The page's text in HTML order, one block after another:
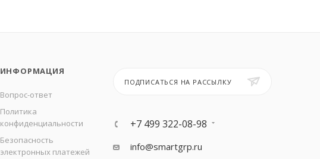
ИНФОРМАЦИЯ
Вопрос-ответ
Политика
конфиденциальности
Безопасность
электронных платежей
ПОДПИСАТЬСЯ НА РАССЫЛКУ
+7 499 322-08-98
info@smartgrp.ru